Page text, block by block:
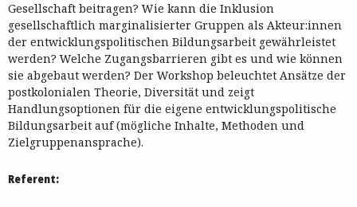
Gesellschaft beitragen? Wie kann die Inklusion
gesellschaftlich marginalisierter Gruppen als Akteur:innen
der entwicklungspolitischen Bildungsarbeit gewährleistet
werden? Welche Zugangsbarrieren gibt es und wie können
sie abgebaut werden? Der Workshop beleuchtet Ansätze der
postkolonialen Theorie, Diversität und zeigt
Handlungsoptionen für die eigene entwicklungspolitische
Bildungsarbeit auf (mögliche Inhalte, Methoden und
Zielgruppenansprache).
Referent: